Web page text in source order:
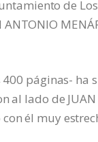
de
páginas-
lado de JUAN
él muy